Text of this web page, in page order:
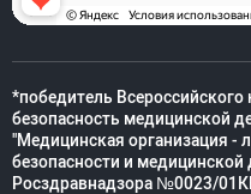
*победитель Всероссийского
безопасность медицинской
"Медицинская организация -
безопасности и
Росздравнадзора №0023/